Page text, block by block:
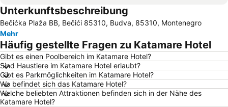
Kotor
Insel des Heiligen Stefan
Buljarica
Jaz
Slovenska plaža
Stari grad Budva
Pržno
Blue Beach
Plaža kod tunela
Mala
Queen of Montenegro
Stari Bar
Almara Beach
Lake Shkoder
Unterkunftsbeschreibung
Bečićka Plaža BB, Bečići 85310, Budva, 85310, Montenegro
Mehr
Häufig gestellte Fragen zu Katamare Hotel
Gibt es einen Poolbereich im Katamare Hotel?
Sind Haustiere im Katamare Hotel erlaubt?
Gibt es Parkmöglichkeiten im Katamare Hotel?
Wo befindet sich das Katamare Hotel?
Welche beliebten Attraktionen befinden sich in der Nähe des
Katamare Hotel?